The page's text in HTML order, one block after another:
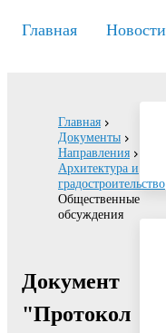
Главная Новости
Главная
Документы
Направления
Архитектура и
градостроительство
Общественные
обсуждения
Документ
"Протокол